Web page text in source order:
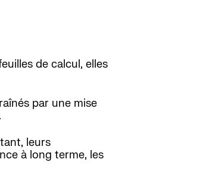
de calcul, elles
par une mise
leurs
à long terme, les